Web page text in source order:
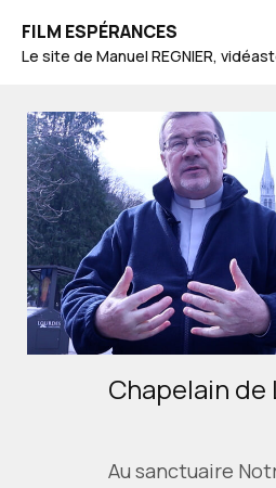
FILM ESPÉRANCES
Le site de Manuel REGNIER,
Chapelain de
Au sanctuaire